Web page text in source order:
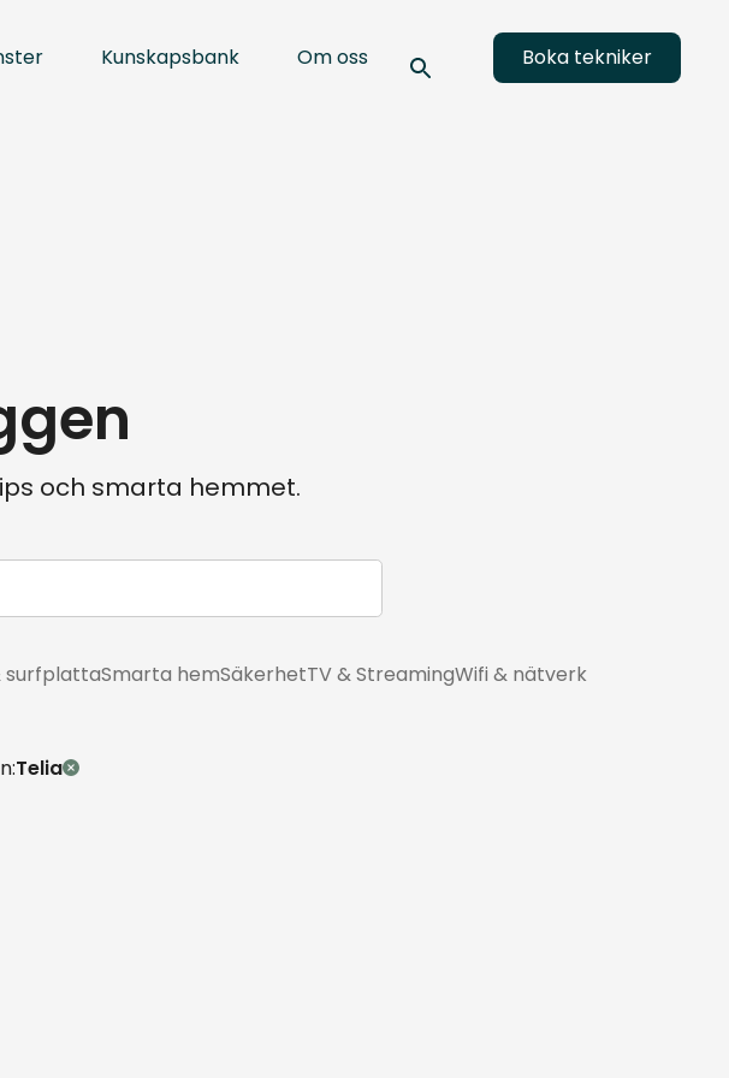
Kunskapsbank Om oss Boka tekniker
och smarta hemmet.
surfplattaSmarta hemSäkerhetTV & StreamingWifi & nätverk
Telia